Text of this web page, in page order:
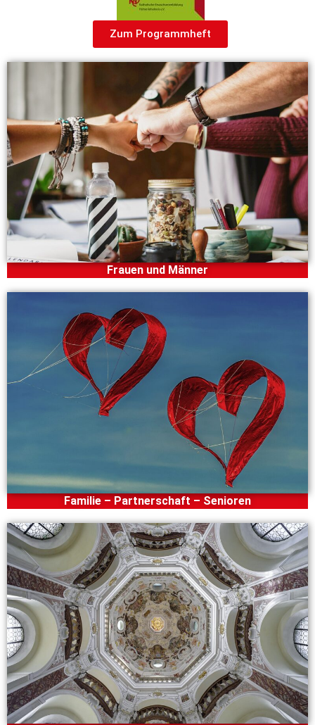
Zum Programmheft
Frauen und Männer
Familie – Partnerschaft – Senioren